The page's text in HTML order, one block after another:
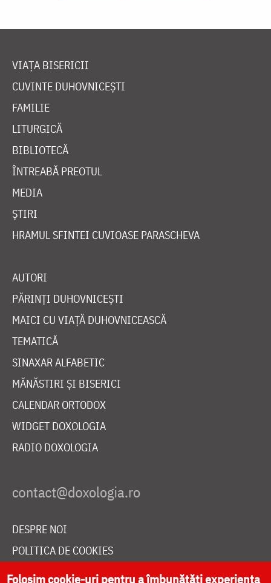
VIAȚA BISERICII
CUVINTE DUHOVNICEȘTI
FAMILIE
LITURGICĂ
BIBLIOTECĂ
ÎNTREABĂ PREOTUL
MEDIA
ȘTIRI
HRAMUL SFINTEI CUVIOASE PARASCHEVA
AUTORI
PĂRINȚI DUHOVNICEȘTI
MAICI CU VIAȚĂ DUHOVNICEASCĂ
TEMATICĂ
SINAXAR ALFABETIC
MĂNĂSTIRI ȘI BISERICI
CALENDAR ORTODOX
WIDGET DOXOLOGIA
RADIO DOXOLOGIA
DESPRE NOI
POLITICA DE COOKIES
DONEAZĂ ONLINE PENTRU CATEDRALA NAȚIONALĂ
Folosim cookie-uri pentru a îmbunătăți experiența